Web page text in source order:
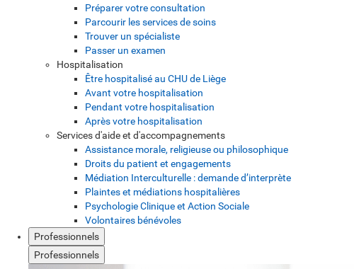
Préparer votre consultation
Parcourir les services de soins
Trouver un spécialiste
Passer un examen
Hospitalisation
Être hospitalisé au CHU de Liège
Avant votre hospitalisation
Pendant votre hospitalisation
Après votre hospitalisation
Services d'aide et d'accompagnements
Assistance morale, religieuse ou philosophique
Droits du patient et engagements
Médiation Interculturelle : demande d’interprète
Plaintes et médiations hospitalières
Psychologie Clinique et Action Sociale
Volontaires bénévoles
Professionnels
Professionnels